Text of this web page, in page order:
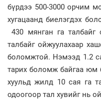
бүрдээ 500-3000 орчим
хугацаанд биелэгдэх
430 мянган га талбайг
талбайг ойжуулахаар
боломжтой. Нэмээд 1.2
тарих боломж байгаа юм
хуульд жилд 10 сая га
одоогоор тал хувийг нь